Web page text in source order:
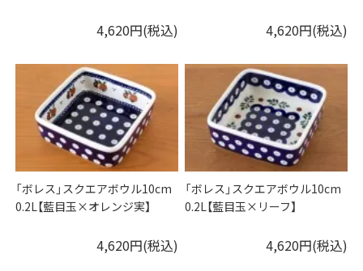
4,620円(税込) 4,620円(税込)
「ボレス」スクエアボウル10cm
0.2L【藍目玉×オレンジ実】
4,620円(税込)
「ボレス」スクエアボウル10cm
0.2L【藍目玉×リーフ】
4,620円(税込)